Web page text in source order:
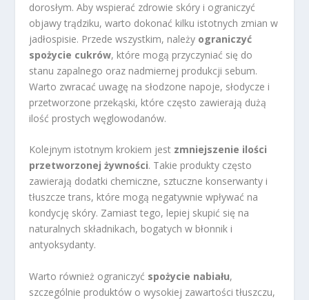
dorosłym. Aby wspierać zdrowie skóry i ograniczyć
objawy trądziku, warto dokonać kilku istotnych zmian w
jadłospisie. Przede wszystkim, należy ograniczyć
spożycie cukrów, które mogą przyczyniać się do
stanu zapalnego oraz nadmiernej produkcji sebum.
Warto zwracać uwagę na słodzone napoje, słodycze i
przetworzone przekąski, które często zawierają dużą
ilość prostych węglowodanów.
Kolejnym istotnym krokiem jest zmniejszenie ilości
przetworzonej żywności. Takie produkty często
zawierają dodatki chemiczne, sztuczne konserwanty i
tłuszcze trans, które mogą negatywnie wpływać na
kondycję skóry. Zamiast tego, lepiej skupić się na
naturalnych składnikach, bogatych w błonnik i
antyoksydanty.
Warto również ograniczyć spożycie nabiału,
szczególnie produktów o wysokiej zawartości tłuszczu,